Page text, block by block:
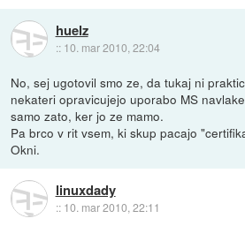
huelz
:: 10. mar 2010, 22:04
No, sej ugotovil smo ze, da tukaj ni
nekateri opravicujejo uporabo MS
samo zato, ker jo ze mamo.
Pa brco v rit vsem, ki skup pacajo
Okni.
linuxdady
:: 10. mar 2010, 22:11